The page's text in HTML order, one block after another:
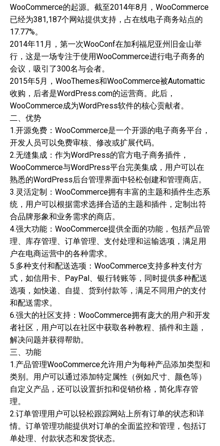
WooCommerce的起源。截至2014年8月，WooCommerce
已经为381,187个网站提供支持，占在线电子商务站点的
17.77%。
2014年11月，第一次WooConf在加利福尼亚州旧金山举
行，这是一场专注于使用WooCommerce进行电子商务的
会议，吸引了300名与会者。
2015年5月，WooThemes和WooCommerce被Automattic
收购，后者是WordPress.com的运营商。此后，
WooCommerce成为WordPress软件的核心贡献者。
二、优势
1.开源免费：WooCommerce是一个开源的电子商务平台，
开发人员可以免费审核、修改或扩展代码。
2.无缝集成：作为WordPress的官方电子商务插件，
WooCommerce与WordPress平台完美集成，用户可以在
熟悉的WordPress后台管理界面中轻松创建和管理商店。
3.灵活定制：WooCommerce拥有丰富的主题和插件生态系
统，用户可以根据需求选择合适的主题和插件，定制出符
合品牌形象和业务需求的商店。
4.强大功能：WooCommerce提供全面的功能，包括产品管
理、库存管理、订单管理、支付处理和运输选项，满足用
户在电商运营中的各种需求。
5.多种支付和配送选项：WooCommerce支持多种支付方
式，如信用卡、PayPal、银行转账等，同时提供多种配送
选项，如快递、自提、货到付款等，满足不同用户的支付
和配送需求。
6.强大的社区支持：WooCommerce拥有庞大的用户和开发
者社区，用户可以在社区中获取各种教程、插件和主题，
解决问题并获得帮助。
三、功能
1.产品管理WooCommerce允许用户为每种产品添加类型和
类别。用户可以通过添加特定属性（例如尺寸、颜色等）
自定义产品，还可以设置折扣和促销价格，简化库存管
理。
2.订单管理用户可以轻松跟踪网站上所有订单的状态和详
情。订单管理功能提供对订单的全面监控和管理，包括订
单处理、付款状态和发货状态。